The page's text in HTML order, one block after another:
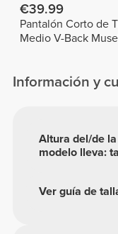
€39.99
Pantalón Corto de
Medio V-Back
Información y
Ver guía de
Altura del/de
modelo lleva: